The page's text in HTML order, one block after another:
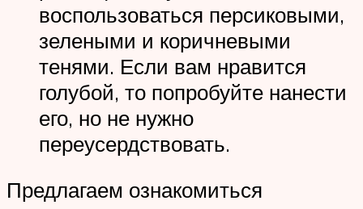
воспользоваться персиковыми,
зелеными и коричневыми
тенями. Если вам нравится
голубой, то попробуйте нанести
его, но не нужно
переусердствовать.
Предлагаем ознакомиться